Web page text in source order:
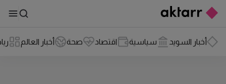
أخبار السويد سياسية اقتصاد صحة أخبار العالم